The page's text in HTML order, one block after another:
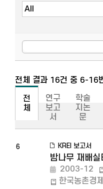
전체 결과 16건 중 6-16
전
체
연구
보고
서
학술
지논
문
6 KREI 보고서
밤나무 재배
2003-12
한국농촌경